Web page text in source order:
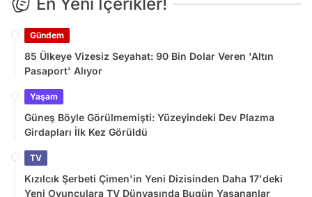
Gündem
85 Ülkeye Vizesiz Seyahat: 90 Bin Dolar Veren 'Altın
Pasaport' Alıyor
Yaşam
Güneş Böyle Görülmemişti: Yüzeyindeki Dev Plazma
Girdapları İlk Kez Görüldü
TV
Kızılcık Şerbeti Çimen'in Yeni Dizisinden Daha 17'deki
Yeni Oyunculara TV Dünyasında Bugün Yaşananlar